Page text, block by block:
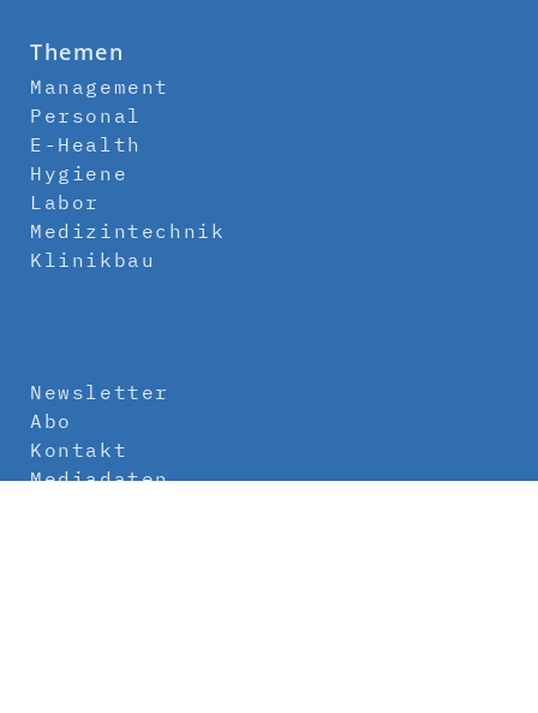
Themen
Management
Personal
E-Health
Hygiene
Labor
Medizintechnik
Klinikbau
Newsletter
Abo
Kontakt
Mediadaten